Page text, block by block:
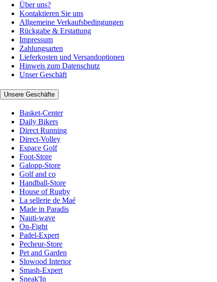
Über uns?
Kontaktieren Sie uns
Allgemeine Verkaufsbedingungen
Rückgabe & Erstattung
Impressum
Zahlungsarten
Lieferkosten und Versandoptionen
Hinweis zum Datenschutz
Unser Geschäft
Unsere Geschäfte
Basket-Center
Daily Bikers
Direct Running
Direct-Volley
Espace Golf
Foot-Store
Galopp-Store
Golf and co
Handball-Store
House of Rugby
La sellerie de Maé
Made in Paradis
Nauti-wave
On-Fight
Padel-Expert
Pecheur-Store
Pet and Garden
Slowood Interior
Smash-Expert
Sneak'In